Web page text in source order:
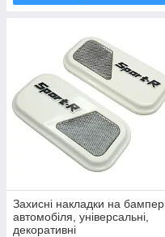
Захисні накладки на бампер
автомобіля, універсальні,
декоративні